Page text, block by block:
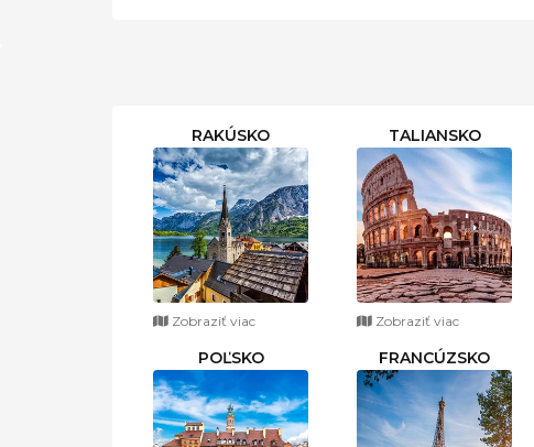
RAKÚSKO
Zobraziť viac
TALIANSKO
Zobraziť viac
POĽSKO FRANCÚZSKO